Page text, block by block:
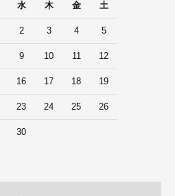
水 木 金 土
2 3 4 5
9 10 11 12
16 17 18 19
23 24 25 26
30